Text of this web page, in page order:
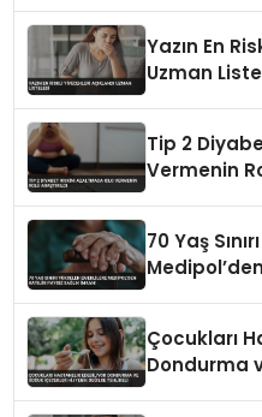
Yazın En
Uzman
Tip 2
Vermenin
70 Yaş
Çocukları
Dondurma